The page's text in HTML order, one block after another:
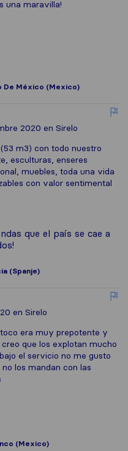
una maravilla!
De México (Mexico)
2020 en Sirelo
m3) con todo nuestro
esculturas, enseres
muebles, toda una vida
con valor sentimental
que el país se cae a
(Spanje)
en Sirelo
era muy prepotente y
que los explotan mucho
el servicio no me gusto
los mandan con las
(Mexico)